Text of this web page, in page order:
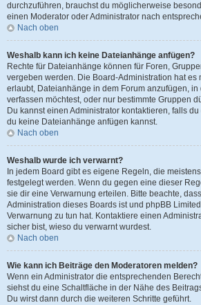
durchzuführen, brauchst du möglicherweise
einen Moderator oder Administrator nach
Nach oben
Weshalb kann ich keine Dateianhänge anfügen?
Rechte für Dateianhänge können für Foren,
vergeben werden. Die Board-Administration hat es
erlaubt, Dateianhänge in dem Forum anzufügen,
verfassen möchtest, oder nur bestimmte Gruppen
Du kannst einen Administrator kontaktieren, falls
du keine Dateianhänge anfügen kannst.
Nach oben
Weshalb wurde ich verwarnt?
In jedem Board gibt es eigene Regeln, die
festgelegt werden. Wenn du gegen eine dieser
sie dir eine Verwarnung erteilen. Bitte beachte,
Administration dieses Boards ist und phpBB
Verwarnung zu tun hat. Kontaktiere einen
sicher bist, wieso du verwarnt wurdest.
Nach oben
Wie kann ich Beiträge den Moderatoren melden?
Wenn ein Administrator die entsprechenden
siehst du eine Schaltfläche in der Nähe des
Du wirst dann durch die weiteren Schritte geführt.